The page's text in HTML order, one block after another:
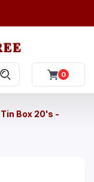
0
Box 20's -